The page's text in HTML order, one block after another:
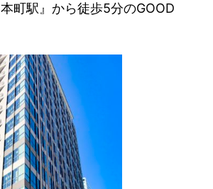
本町駅』から徒歩5分のGOOD